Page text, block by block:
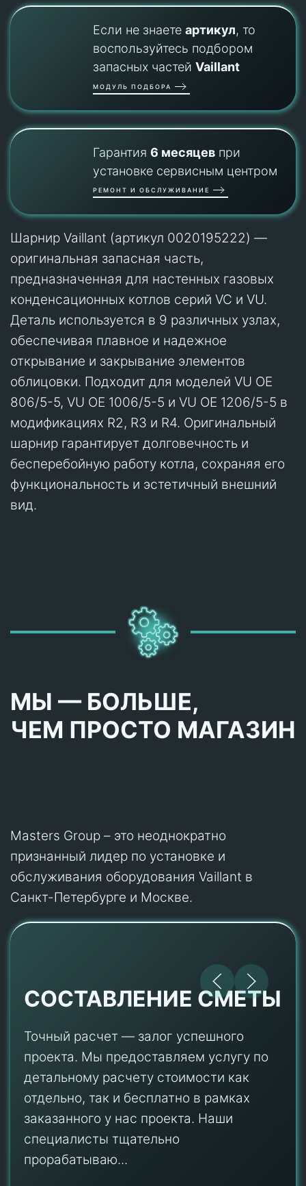
Если не знаете артикул, то
воспользуйтесь подбором
запасных частей Vaillant
МОДУЛЬ ПОДБОРА
Гарантия 6 месяцевпри
установке сервисным центром
РЕМОНТ И ОБСЛУЖИВАНИЕ
Шарнир Vaillant (артикул 0020195222) —
оригинальная запасная часть,
предназначенная для настенных газовых
конденсационных котлов серий VC и VU.
Деталь используется в 9 различных узлах,
обеспечивая плавное и надежное
открывание и закрывание элементов
облицовки. Подходит для моделей VU OE
806/5-5, VU OE 1006/5-5 и VU OE 1206/5-5 в
модификациях R2, R3 и R4. Оригинальный
шарнир гарантирует долговечность и
бесперебойную работу котла, сохраняя его
функциональность и эстетичный внешний
вид.
МЫ — БОЛЬШЕ,
ЧЕМ ПРОСТО МАГАЗИН
Masters Group – это неоднократно
признанный лидер по установке и
обслуживания оборудования Vaillant в
Санкт-Петербурге и Москве.
СОСТАВЛЕНИЕ СМЕТЫ
Точный расчет — залог успешного
проекта. Мы предоставляем услугу по
детальному расчету стоимости как
отдельно, так и бесплатно в рамках
заказанного у нас проекта. Наши
специалисты тщательно
прорабатываю...